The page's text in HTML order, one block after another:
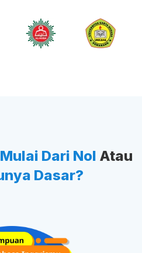
Mulai Dari Nol Atau
Dasar?